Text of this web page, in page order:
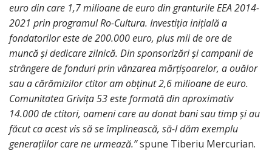
euro din care 1,7 milioane de euro din granturile EEA 2014-
2021 prin programul Ro-Cultura. Investiția inițială a
fondatorilor este de 200.000 euro, plus mii de ore de
muncă și dedicare zilnică. Din sponsorizări și campanii de
strângere de fonduri prin vânzarea mărțișoarelor, a ouălor
sau a cărămizilor ctitor am obținut 2,6 milioane de euro.
Comunitatea Grivița 53 este formată din aproximativ
14.000 de ctitori, oameni care au donat bani sau timp și au
făcut ca acest vis să se împlinească, să-l dăm exemplu
generațiilor care ne urmează.”spune Tiberiu Mercurian.